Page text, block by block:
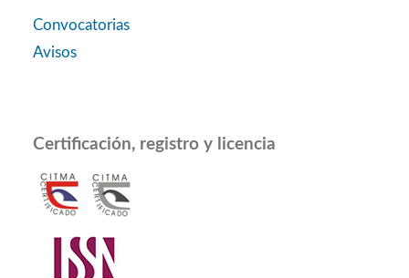
Convocatorias
Avisos
Certificación, registro y licencia